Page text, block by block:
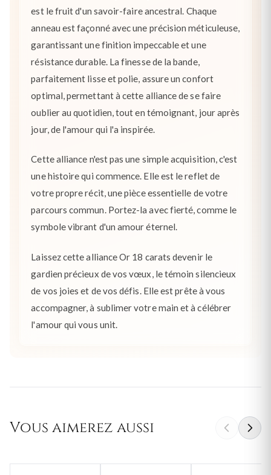
est le fruit d'un savoir-faire ancestral. Chaque
anneau est façonné avec une précision méticuleuse,
garantissant une finition impeccable et une
résistance durable. La finesse de la bande,
parfaitement lisse et polie, assure un confort
optimal, permettant à cette alliance de se faire
oublier au quotidien, tout en témoignant, jour après
jour, de l'amour qui l'a inspirée.
Cette alliance n'est pas une simple acquisition, c'est
une histoire qui commence. Elle est le reflet de
votre propre récit, une pièce essentielle de votre
parcours commun. Portez-la avec fierté, comme le
symbole vibrant d'un amour éternel.
Laissez cette alliance Or 18 carats devenir le
gardien précieux de vos vœux, le témoin silencieux
de vos joies et de vos défis. Elle est prête à vous
accompagner, à sublimer votre main et à célébrer
l'amour qui vous unit.
Vous aimerez aussi